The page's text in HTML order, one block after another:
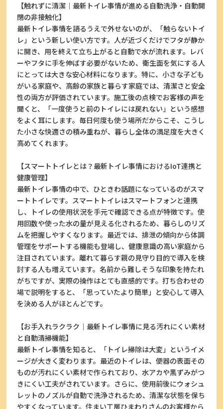
【触れずに清潔｜最新トイレ事情が進める自動洗浄・自動開
閉の非接触化】
最新トイレ事情を語るうえで外せないのが、「触らないトイ
レ」という新しい使い方です。人が近づくだけでフタが静か
に開き、用を終えて立ち上がると自動で水が流れます。レバ
ーやフタに手を伸ばす必要がないため、衛生面を気にする人
にとっては大きな安心材料になります。特に、小さな子ども
がいる家庭や、高齢の家族と暮らす家庭では、清潔さと安全
性の両方が評価されています。施工後の点検でお客様の声を
聞くと、「一度使うと前のトイレには戻れない」という感想
をよく耳にします。毎日何度も使う場所だからこそ、こうし
た小さな快適さの積み重ねが、暮らし全体の満足度を大きく
高めてくれます。
【スマートトイレとは？最新トイレ事情におけるIoT連携と
健康管理】
最新トイレ事情の中で、ひときわ話題になっているのがスマ
ートトイレです。スマートトイレはスマートフォンと連携
し、トイレの使用状況を手元で確認できる点が特徴です。使
用回数や使った水の量が見える化されるため、暮らしのリズ
ムを把握しやすくなります。最近では、排泄の傾向から体調
管理をサポートする機能も登場し、健康意識の高い家庭から
注目されています。離れて暮らす親の見守り目的で導入を検
討する人も増えています。名前から難しそうな印象を持たれ
がちですが、実際の操作はとても直感的です。打ち合わせの
場で説明をすると、「思っていたより簡単」と安心して導入
を決める人がほとんどです。
【お手入れラクラク｜最新トイレ事情に見る汚れにくい素材
と自動清掃機能】
最新トイレ事情を知ると、「トイレ掃除は大変」というイメ
ージが大きく変わります。最近のトイレは、便器の表面その
ものが汚れにくい素材で作られており、水アカや黒ずみがつ
きにくい工夫がされています。さらに、使用前後にウォシュ
レットのノズルが自動で洗浄されるため、清潔な状態を保ち
やすくなっています。住まい工房ひまわりさんのお客様から